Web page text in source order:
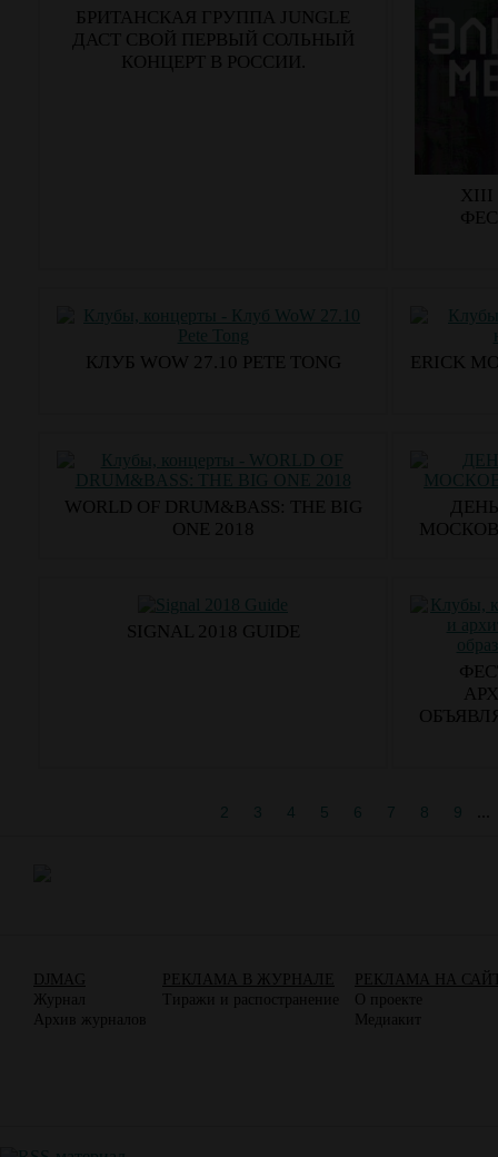
БРИТАНСКАЯ ГРУППА JUNGLE
ДАСТ СВОЙ ПЕРВЫЙ СОЛЬНЫЙ
КОНЦЕРТ В РОССИИ.
КЛУБ WOW 27.10 PETE TONG ERICK
WORLD OF DRUM&BASS: THE BIG
ONE 2018
SIGNAL 2018 GUIDE
2 3 4 5 6 7 8 9
DJMAG
Журнал
Архив журналов
РЕКЛАМА В ЖУРНАЛЕ
Тиражи и распостранение
РЕКЛАМА НА
О проекте
Медиакит